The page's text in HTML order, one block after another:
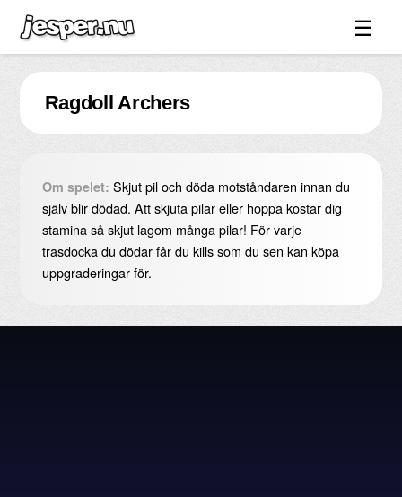
☰
Spel ↓
Bilder ↓
Forum ↓
Videos
Blandat ↓
Om sidan ↓
Ragdoll Archers
Om spelet: Skjut pil och döda motståndaren innan du
själv blir dödad. Att skjuta pilar eller hoppa kostar dig
stamina så skjut lagom många pilar! För varje
trasdocka du dödar får du kills som du sen kan köpa
uppgraderingar för.